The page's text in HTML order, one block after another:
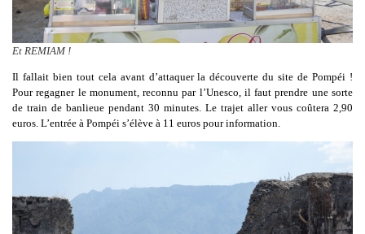
Et REMIAM !
Il fallait bien tout cela avant d’attaquer la découverte du site de Pompéi !
Pour regagner le monument, reconnu par l’Unesco, il faut prendre une sorte
de train de banlieue pendant 30 minutes. Le trajet aller vous coûtera 2,90
euros. L’entrée à Pompéi s’élève à 11 euros pour information.